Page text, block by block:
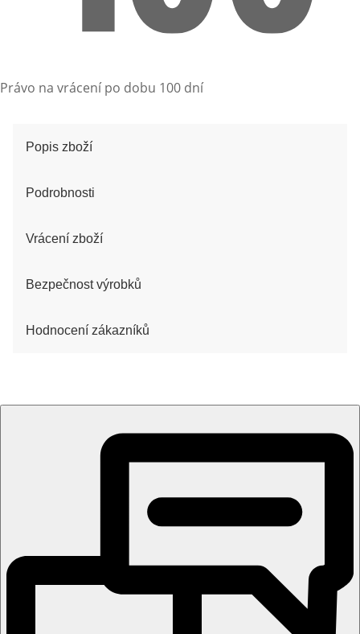
Právo na vrácení po dobu 100 dní
Popis zboží
Podrobnosti
Vrácení zboží
Bezpečnost výrobků
Hodnocení zákazníků